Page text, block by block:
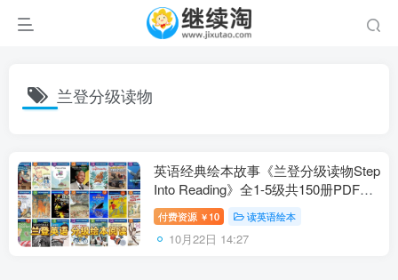
兰登分级读物
英语经典绘本故事《兰登分级读物Step
Into Reading》全1-5级共150册PDF绘
本+音频MP3+教师手册，百度网盘下
载！
付费资源 ￥ 10 读英语绘本
10月22日 14:27